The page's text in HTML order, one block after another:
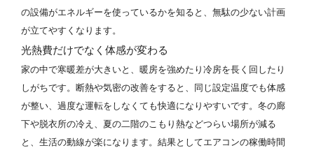
の設備がエネルギーを使っているかを知ると、無駄の少ない計画
が立てやすくなります。
光熱費だけでなく体感が変わる
家の中で寒暖差が大きいと、暖房を強めたり冷房を長く回したり
しがちです。断熱や気密の改善をすると、同じ設定温度でも体感
が整い、過度な運転をしなくても快適になりやすいです。冬の廊
下や脱衣所の冷え、夏の二階のこもり熱などつらい場所が減る
と、生活の動線が楽になります。結果としてエアコンの稼働時間